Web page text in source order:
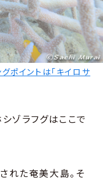
ポイントは「キイロサ
ゾラフグはここで
れた奄美大島。そ